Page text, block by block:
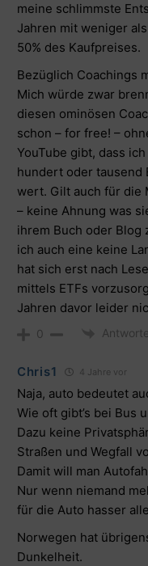
meine schlimmste
Jahren mit weniger
50% des Kaufpreises.
Bezüglich Coachings
Mich würde zwar
diesen ominösen
schon – for free! –
YouTube gibt, dass
hundert oder tausend
wert. Gilt auch für die
– keine Ahnung was
ihrem Buch oder Blog
ich auch eine keine
hat sich erst nach
mittels ETFs
Jahren davor leider
0
Chris1 4 Jahre vor
Naja, auto bedeutet
Wie oft gibt’s bei Bus
Dazu keine
Straßen und Wegfall
Damit will man
Nur wenn niemand
für die Auto hasser
Norwegen hat
Dunkelheit.